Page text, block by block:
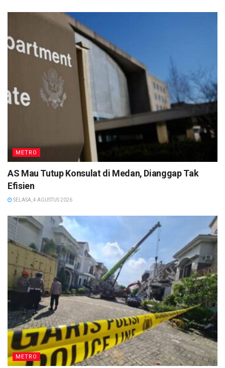
METRO
AS Mau Tutup Konsulat di Medan, Dianggap Tak
Efisien
SELASA, 4 AGUSTUS 2026
METRO